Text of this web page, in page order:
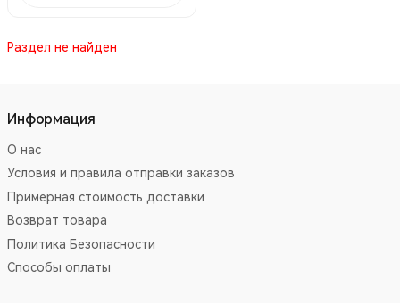
Раздел не найден
Информация
О нас
Условия и правила отправки заказов
Примерная стоимость доставки
Возврат товара
Политика Безопасности
Способы оплаты